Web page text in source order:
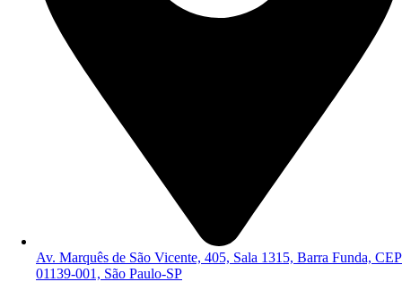
Av. Marquês de São Vicente, 405, Sala 1315, Barra Funda, CEP
01139-001, São Paulo-SP